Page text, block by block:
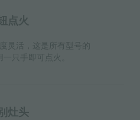
钮点火
灵活，这是所有型号的
一只手即可点火。
别灶头